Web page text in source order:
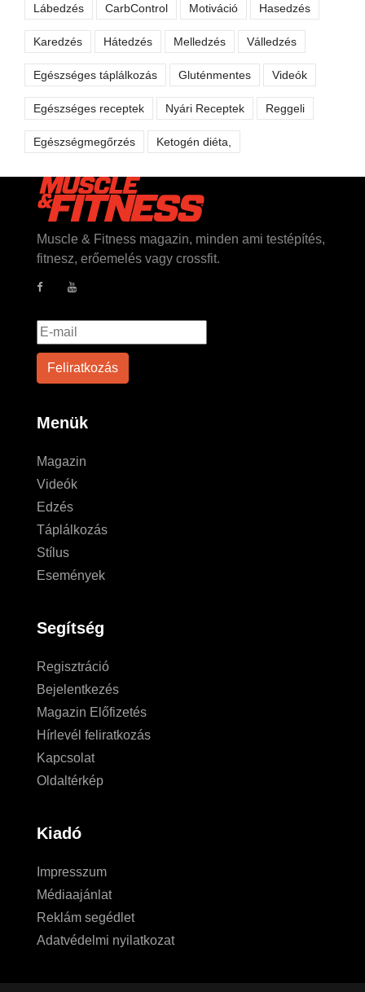
Lábedzés CarbControl Motiváció Hasedzés
Karedzés Hátedzés Melledzés Válledzés
Egészséges táplálkozás Gluténmentes Videók
Egészséges receptek Nyári Receptek Reggeli
Egészségmegőrzés Ketogén diéta,
Muscle & Fitness magazin, minden ami testépítés,
fitnesz, erőemelés vagy crossfit.
Menük
Magazin
Videók
Edzés
Táplálkozás
Stílus
Események
Segítség
Regisztráció
Bejelentkezés
Magazin Előfizetés
Hírlevél feliratkozás
Kapcsolat
Oldaltérkép
Kiadó
Impresszum
Médiaajánlat
Reklám segédlet
Adatvédelmi nyilatkozat